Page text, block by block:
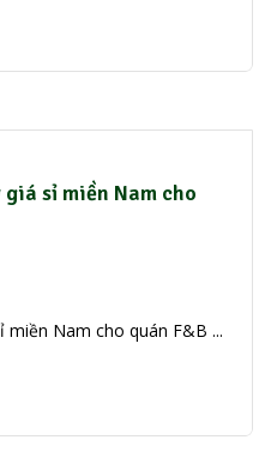
sỉ miền Nam cho
miền Nam cho quán F&B ...